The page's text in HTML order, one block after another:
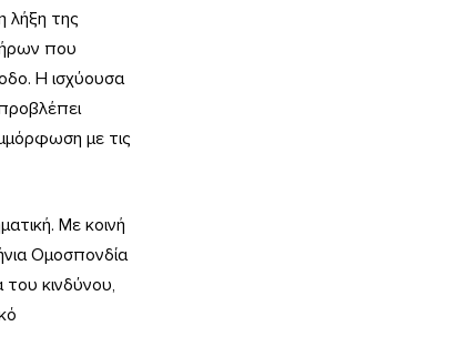
λήξη της
που
Η ισχύουσα
με τις
Με κοινή
Ομοσπονδία
κινδύνου,